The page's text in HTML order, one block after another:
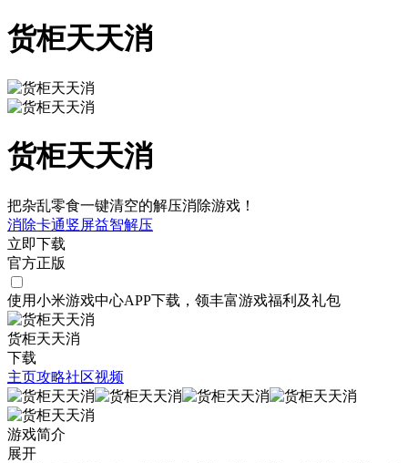
货柜天天消
货柜天天消
把杂乱零食一键清空的解压消除游戏！
消除卡通竖屏益智解压
立即下载
官方正版
使用小米游戏中心APP下载 ，领丰富游戏福利 及礼包
货柜天天消
下载
主页攻略社区视频
游戏简介
展开